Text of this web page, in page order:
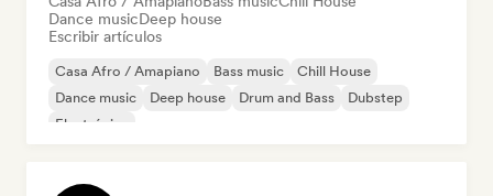
Dance musicDeep house
Escribir artículos
Casa Afro / Amapiano Bass music
Chill House
Dance music
Deep house Drum and Bass
Dubstep
Electrónica